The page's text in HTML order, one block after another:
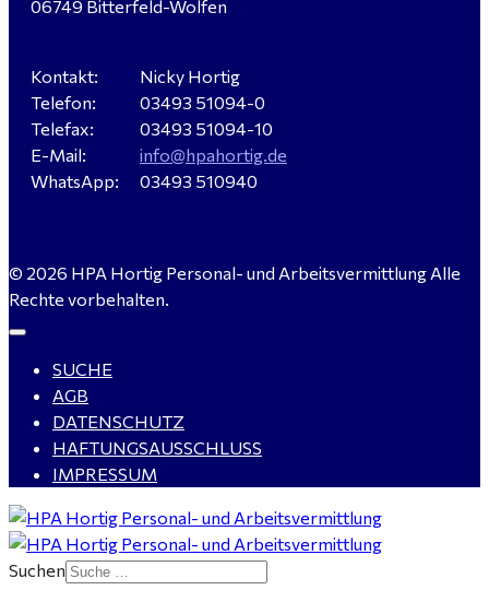
Verkäufer / Fachberater (m/w/d) - Baustoffe Fliesen -
für Dessau-Roßlau gesucht
gesucht - ab 4.500,00 €
WIG-Schweißer / Vorrichter (m/w/d) Anlagen- und
Rohrleitungsbau - Tagschicht - Leuna ab 20 €
gesucht für Halle (Saale) - ab 4.000 €
06749 Bitterfeld-Wolfen
Kontakt:
Telefon:
Telefax:
E-Mail:
WhatsApp:
Nicky Hortig
03493 51094-0
03493 51094-10
info@hpahortig.de
03493 510940
© 2026 HPA Hortig Personal- und Arbeitsvermittlung Alle
Rechte vorbehalten.
SUCHE
AGB
DATENSCHUTZ
HAFTUNGSAUSSCHLUSS
IMPRESSUM
Suchen